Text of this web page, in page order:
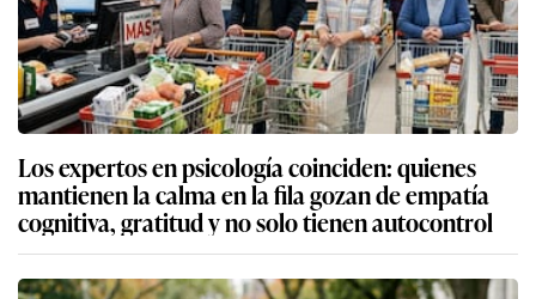
Los expertos en psicología coinciden: quienes
mantienen la calma en la fila gozan de empatía
cognitiva, gratitud y no solo tienen autocontrol